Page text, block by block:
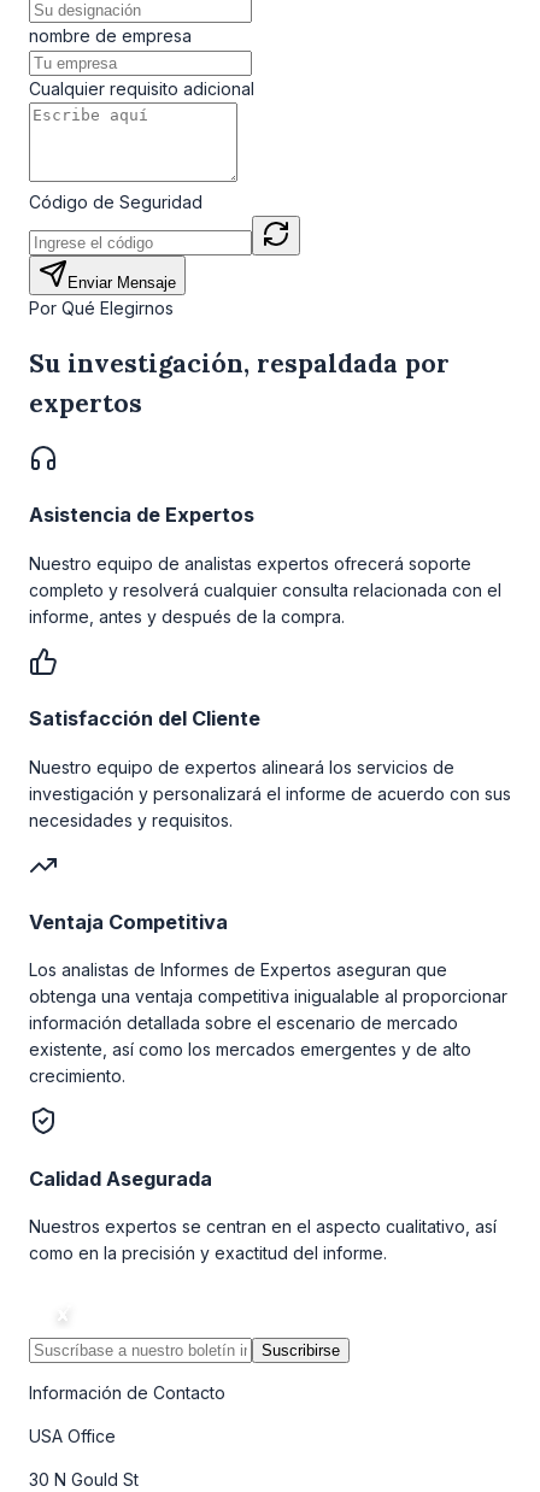
nombre de empresa
Cualquier requisito adicional
Código de Seguridad
Enviar Mensaje
Por Qué Elegirnos
Su investigación, respaldada por
expertos
Asistencia de Expertos
Nuestro equipo de analistas expertos ofrecerá soporte
completo y resolverá cualquier consulta relacionada con el
informe, antes y después de la compra.
Satisfacción del Cliente
Nuestro equipo de expertos alineará los servicios de
investigación y personalizará el informe de acuerdo con sus
necesidades y requisitos.
Ventaja Competitiva
Los analistas de Informes de Expertos aseguran que
obtenga una ventaja competitiva inigualable al proporcionar
información detallada sobre el escenario de mercado
existente, así como los mercados emergentes y de alto
crecimiento.
Calidad Asegurada
Nuestros expertos se centran en el aspecto cualitativo, así
como en la precisión y exactitud del informe.
Suscribirse
Información de Contacto
USA Office
30 N Gould St